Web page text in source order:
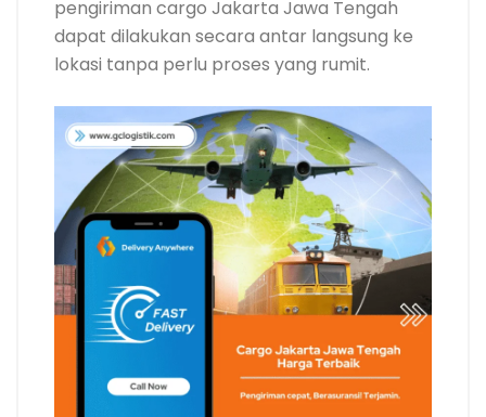
pengiriman cargo Jakarta Jawa Tengah
dapat dilakukan secara antar langsung ke
lokasi tanpa perlu proses yang rumit.